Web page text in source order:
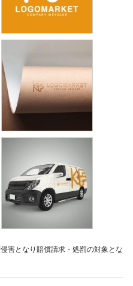
害となり賠償請求・処罰の対象とな